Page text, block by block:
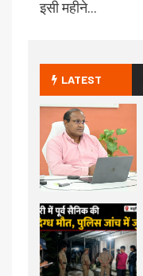
इसी महीने…
LATEST